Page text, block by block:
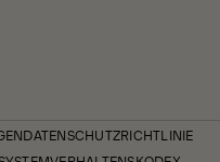
DATENSCHUTZRICHTLINIE